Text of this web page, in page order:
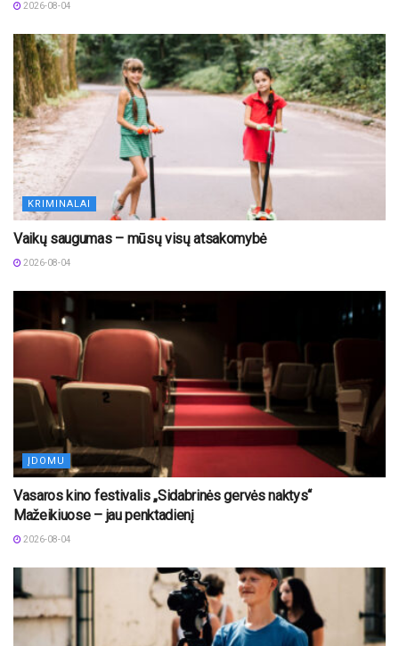
2026-08-04
KRIMINALAI
Vaikų saugumas – mūsų visų atsakomybė
2026-08-04
ĮDOMU
Vasaros kino festivalis „Sidabrinės gervės naktys“
Mažeikiuose – jau penktadienį
2026-08-04